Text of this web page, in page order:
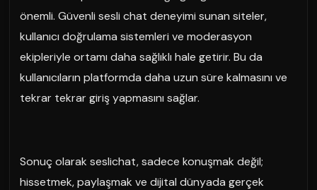
önemli. Güvenli sesli chat deneyimi sunan siteler,
kullanıcı doğrulama sistemleri ve moderasyon
ekipleriyle ortamı daha sağlıklı hale getirir. Bu da
kullanıcıların platformda daha uzun süre kalmasını ve
tekrar tekrar giriş yapmasını sağlar.
Sonuç olarak seslichat, sadece konuşmak değil;
hissetmek, paylaşmak ve dijital dünyada gerçek